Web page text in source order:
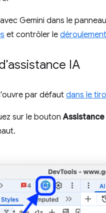
Gemini dans le
et contrôler le
IA
par défautdans le
sur le boutonAssistance